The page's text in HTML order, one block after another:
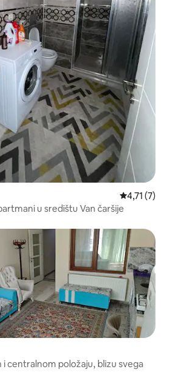
Prosječna
4,71 (7)
u središtu Van čaršije
i centralnom položaju, blizu svega